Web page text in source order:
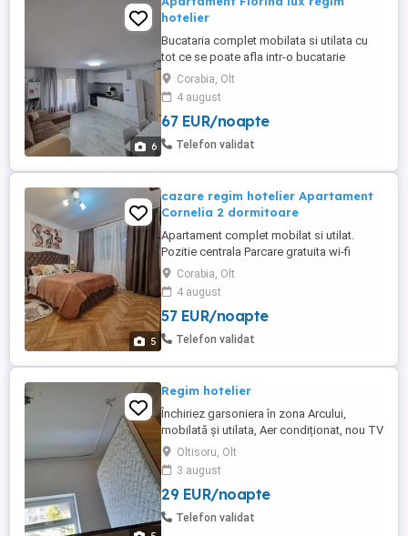
6
hotelier
Bucataria complet mobilata si utilata cu
tot ce se poate afla intr-o bucatarie
moderna (uptor pe gaz, cuptor cu
microunde, cana de fiert apa, prajitor de
paine , sandwich maker, oale ,vesela )
Parcare gratuita WI-FI Iluminat pe
telecomanda wi-fi Masina de spalat wi-fi
Corabia, Olt
4 august
67 EUR/noapte
Telefon validat
5
cazare regim hotelier Apartament
Cornelia 2 dormitoare
Apartament complet mobilat si utilat.
Pozitie centrala Parcare gratuita wi-fi
centrala termica complet mobilat si utilat ,
sampoane geluri de dush , prosoape si
asternuturi de schimb. cafea si ceai din
partea casei
Corabia, Olt
4 august
57 EUR/noapte
Telefon validat
Regim hotelier
Închiriez garsoniera în zona Arcului,
mobilată și utilata, Aer condiționat, nou TV
nou Cuptor cu microunde, frigider, masina
de spălat ,mobilată nouă renovata 9n
totalitate,extrem de curata..
Oltisoru, Olt
3 august
29 EUR/noapte
Telefon validat